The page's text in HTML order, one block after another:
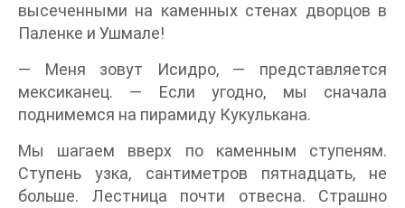
высеченными на каменных стенах дворцов в
Паленке и Ушмале!
— Меня зовут Исидро, — представляется
мексиканец. — Если угодно, мы сначала
поднимемся на пирамиду Кукулькана.
Мы шагаем вверх по каменным ступеням.
Ступень узка, сантиметров пятнадцать, не
больше. Лестница почти отвесна. Страшно